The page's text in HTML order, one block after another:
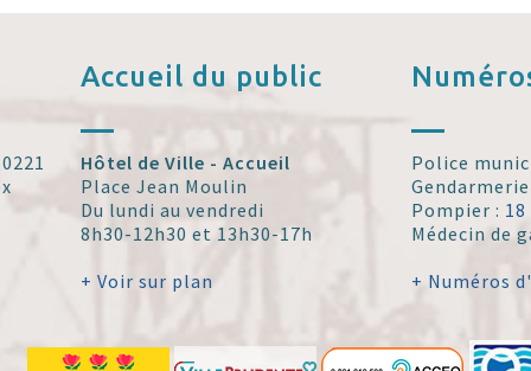
Accueil du public
Hôtel de Ville - Accueil
Place Jean Moulin
Du lundi au vendredi
8h30-12h30 et 13h30-17h
+ Voir sur plan
Police
Pompier : 18
Médecin de
+ Numéros